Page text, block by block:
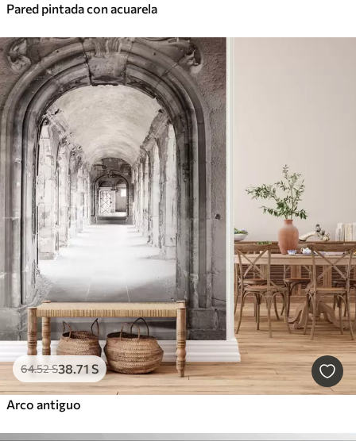
Pared pintada con acuarela
64.52S38.71 S
Arco antiguo